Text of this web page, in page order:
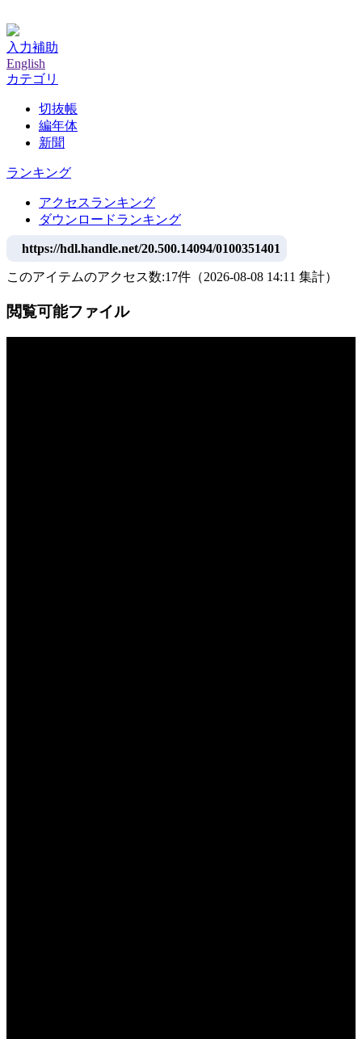
入力補助
English
カテゴリ
切抜帳
編年体
新聞
ランキング
アクセスランキング
ダウンロードランキング
https://hdl.handle.net/20.500.14094/0100351401
このアイテムのアクセス数:17件 （2026-08-08 14:11 集計）
閲覧可能ファイル